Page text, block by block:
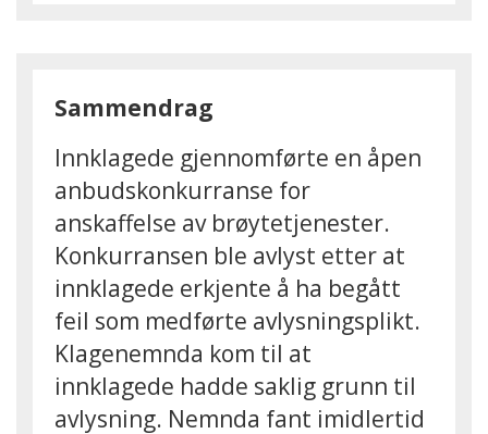
Sammendrag
Innklagede gjennomførte en åpen
anbudskonkurranse for
anskaffelse av brøytetjenester.
Konkurransen ble avlyst etter at
innklagede erkjente å ha begått
feil som medførte avlysningsplikt.
Klagenemnda kom til at
innklagede hadde saklig grunn til
avlysning. Nemnda fant imidlertid